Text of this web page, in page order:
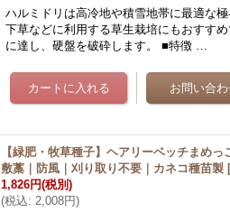
ハルミドリは高冷地や積雪地帯に最適な
下草などに利用する草生栽培にもおすす
に達し、硬盤を破砕します。 ■特徴 …
【緑肥・牧草種子】ヘアリーベッチまめ
敷藁｜防風｜刈り取り不要｜カネコ種苗製
1,826円(税別)
(税込: 2,008円)